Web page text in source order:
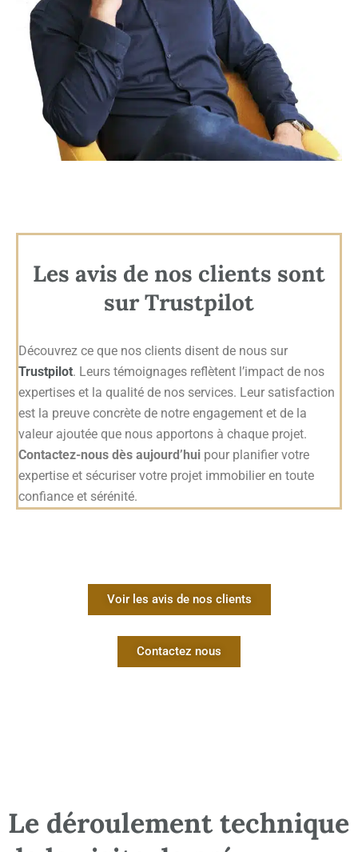
Les avis de nos clients sont
sur Trustpilot
Découvrez ce que nos clients disent de nous sur
Trustpilot. Leurs témoignages reflètent l’impact de nos
expertises et la qualité de nos services. Leur satisfaction
est la preuve concrète de notre engagement et de la
valeur ajoutée que nous apportons à chaque projet.
Contactez-nous dès aujourd’hui pour planifier votre
expertise et sécuriser votre projet immobilier en toute
confiance et sérénité.
Voir les avis de nos clients
Contactez nous
Le déroulement technique